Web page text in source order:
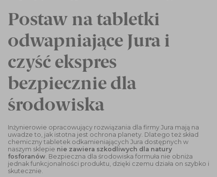
Postaw na tabletki
odwapniające Jura i
czyść ekspres
bezpiecznie dla
środowiska
Inżynierowie opracowujący rozwiązania dla firmy Jura mają na
uwadze to, jak istotna jest ochrona planety. Dlatego też skład
chemiczny tabletek odkamieniających Jura dostępnych w
naszym sklepie nie zawiera szkodliwych dla natury
fosforanów. Bezpieczna dla środowiska formuła nie obniża
jednak funkcjonalności produktu, dzięki czemu działa on szybko i
skutecznie.